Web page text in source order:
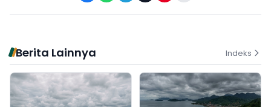
Berita Lainnya Indeks